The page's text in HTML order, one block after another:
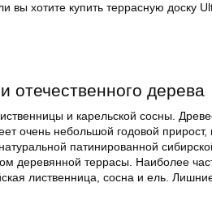
вы хотите купить террасную доску
отечественного дерева
и карельской сосны.
очень небольшой годовой прирост,
патинированной
деревянной террасы. Наиболее
лиственница, сосна и ель.